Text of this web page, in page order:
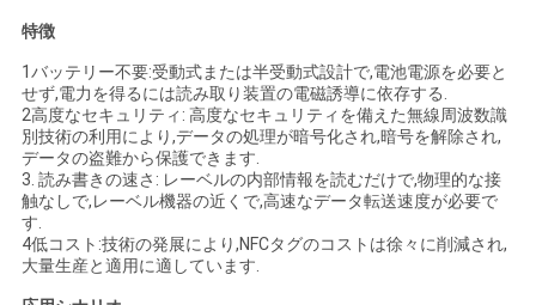
バ
シ
ー
ポ
リ
特徴
1バッテリー不要:受動式または半受動式設計で,電池電源を必要と
せず,電力を得るには読み取り装置の電磁誘導に依存する.
2高度なセキュリティ: 高度なセキュリティを備えた無線周波数識
別技術の利用により,データの処理が暗号化され,暗号を解除され,
データの盗難から保護できます.
3. 読み書きの速さ: レーベルの内部情報を読むだけで,物理的な接
触なしで,レーベル機器の近くで,高速なデータ転送速度が必要で
す.
4低コスト:技術の発展により,NFCタグのコストは徐々に削減され,
大量生産と適用に適しています.